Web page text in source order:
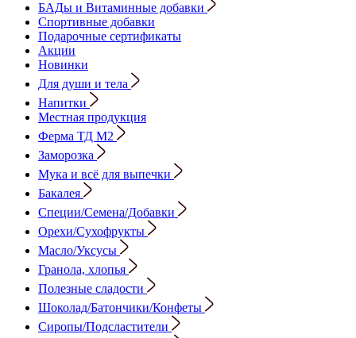
БАДы и Витаминные добавки
Спортивные добавки
Подарочные сертификаты
Акции
Новинки
Для души и тела
Напитки
Местная продукция
Ферма ТД М2
Заморозка
Мука и всё для выпечки
Бакалея
Специи/Семена/Добавки
Орехи/Сухофрукты
Масло/Уксусы
Гранола, хлопья
Полезные сладости
Шоколад/Батончики/Конфеты
Сиропы/Подсластители